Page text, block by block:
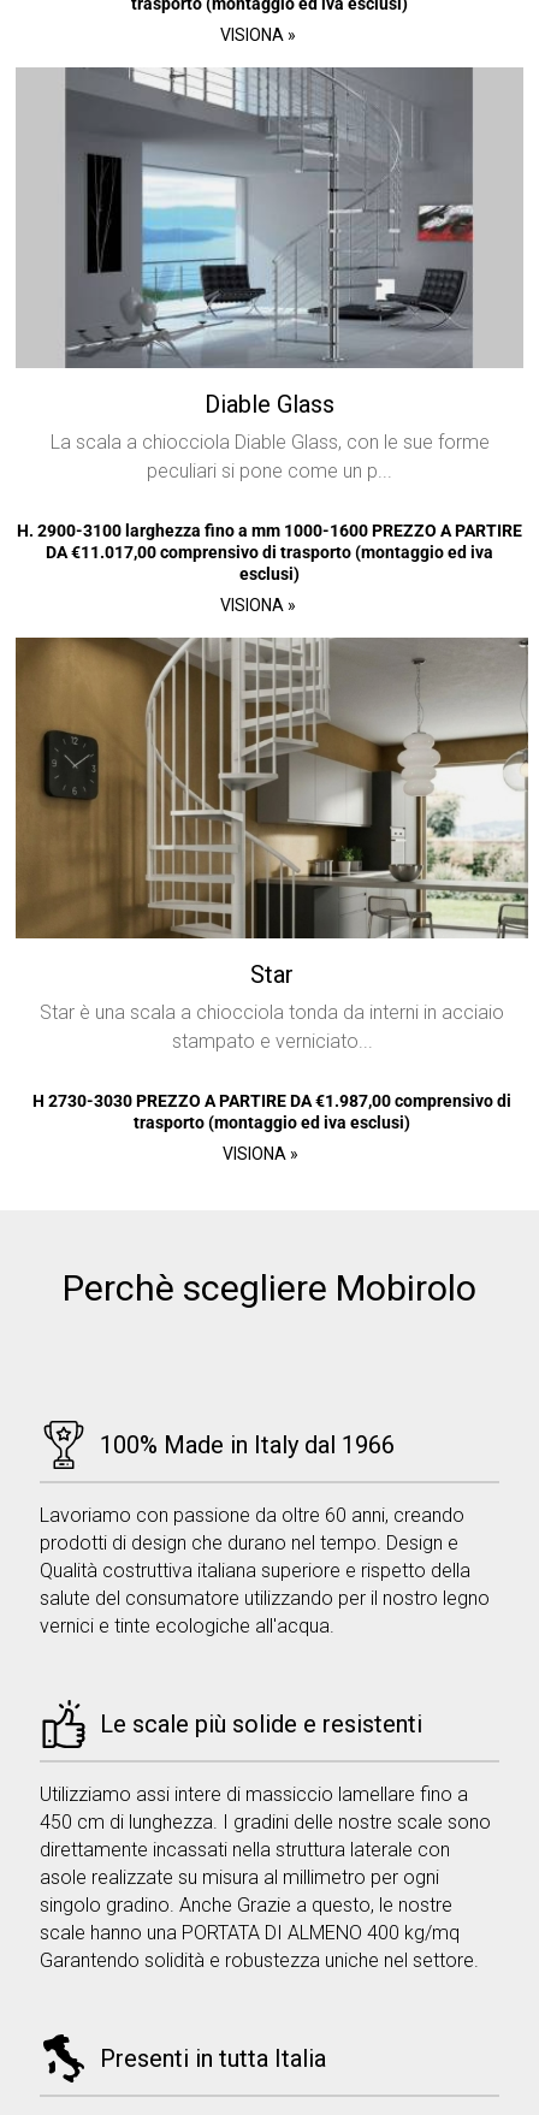
VISIONA »
Diable Glass
La scala a chiocciola Diable Glass, con le sue forme
peculiari si pone come un p...
H. 2900-3100 larghezza fino a mm 1000-1600 PREZZO A PARTIRE
DA €11.017,00 comprensivo di trasporto (montaggio ed iva
esclusi)
VISIONA »
Star
Star è una scala a chiocciola tonda da interni in acciaio
stampato e verniciato...
H 2730-3030 PREZZO A PARTIRE DA €1.987,00 comprensivo di
trasporto (montaggio ed iva esclusi)
VISIONA »
Perchè scegliere Mobirolo
100% Made in Italy dal 1966
Lavoriamo con passione da oltre 60 anni, creando
prodotti di design che durano nel tempo. Design e
Qualità costruttiva italiana superiore e rispetto della
salute del consumatore utilizzando per il nostro legno
vernici e tinte ecologiche all'acqua.
Le scale più solide e resistenti
Utilizziamo assi intere di massiccio lamellare fino a
450 cm di lunghezza. I gradini delle nostre scale sono
direttamente incassati nella struttura laterale con
asole realizzate su misura al millimetro per ogni
singolo gradino. Anche Grazie a questo, le nostre
scale hanno una PORTATA DI ALMENO 400 kg/mq
Garantendo solidità e robustezza uniche nel settore.
Presenti in tutta Italia